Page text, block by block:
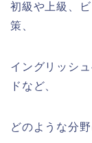
初級や上級、
策、
イングリッシ
ドなど、
どのような分